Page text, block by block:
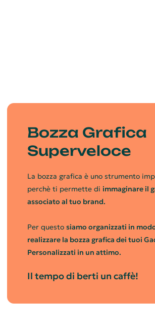
Bozza Grafica
Superveloce
La bozza grafica è uno strumento
perchè ti permette di immaginare il
associato al tuo brand.
Per questo siamo organizzati in
realizzare la bozza grafica dei tuoi
Personalizzati in un attimo.
Il tempo di berti un caffè!